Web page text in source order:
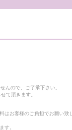
んので、ご了承下さい。
て頂きます。
はお客様のご負担でお願い致し
す。